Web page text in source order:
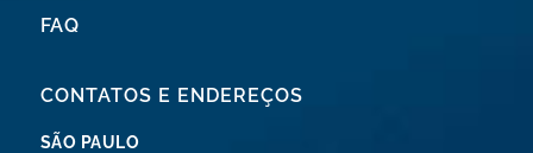
FAQ
CONTATOS E ENDEREÇOS
SÃO PAULO